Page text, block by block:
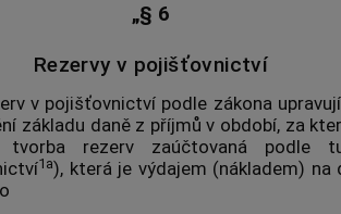
„§ 6
Rezervy v pojišťovnictví
v pojišťovnictví podle zákona
základu daně z příjmů v období, za
tvorba rezerv zaúčtovaná podle
1a), která je výdajem (nákladem) na